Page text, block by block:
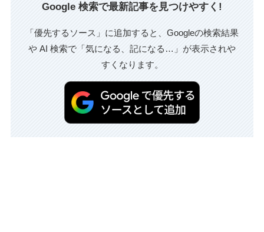
Google 検索で最新記事を見つけやすく!
「優先するソース」に追加すると、Googleの検索結果
や AI 検索で「気になる、記になる…」が表示されや
すくなります。